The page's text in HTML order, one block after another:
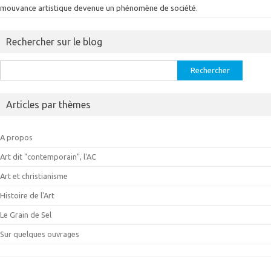
mouvance artistique devenue un phénomène de société.
Rechercher sur le blog
Articles par thèmes
A propos
Art dit "contemporain", l'AC
Art et christianisme
Histoire de l'Art
Le Grain de Sel
Sur quelques ouvrages